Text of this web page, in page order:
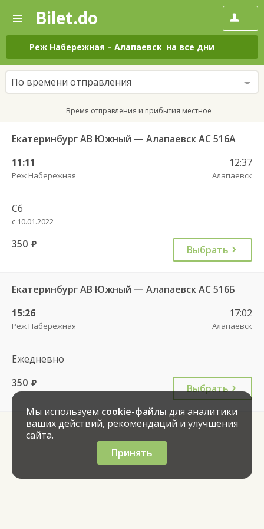
—
Поиск
и
покупка
билетов
на
автобус
онлайн
Bilet.do
Реж Наберeжная – Алапаевск на все дни
По времени отправления
Время отправления и прибытия местное
Екатеринбург АВ Южный — Алапаевск АС 516А
11:11
Реж Наберeжная
12:37
Алапаевск
Сб
с 10.01.2022
350 руб. Выбрать
Екатеринбург АВ Южный — Алапаевск АС 516Б
15:26
Реж Наберeжная
17:02
Алапаевск
Ежедневно
350 руб.
Выбрать
Мы используем cookie-файлы для аналитики
ваших действий, рекомендаций и улучшения
сайта.
Принять